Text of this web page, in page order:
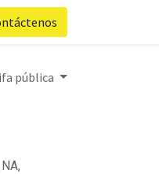
pública